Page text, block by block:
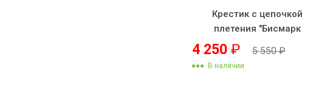
Крестик с цепочкой
плетения "Бисмарк
якорный"
4 250 ₽ 5 550₽
В наличии